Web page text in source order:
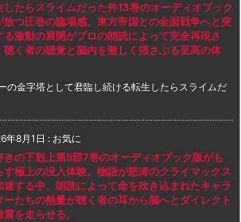
したらスライムだった件13巻のオーディオブック
放つ圧巻の臨場感。東方帝国との全面戦争へと突
る激動の展開がプロの朗読によって完全再現さ
聴く者の聴覚と脳内を激しく揺さぶる至高の体
の金字塔として君臨し続ける転生したらスライムだ
年8月1日 : お気に
きの下剋上第5部7巻のオーディオブック版がも
す極上の没入体験。物語が怒涛のクライマックス
速する中、朗読によって命を吹き込まれたキャラ
ーたちの熱量が聴く者の耳から脳へとダイレクト
震を走らせる。